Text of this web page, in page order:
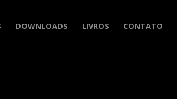
DOWNLOADS LIVROS CONTATO